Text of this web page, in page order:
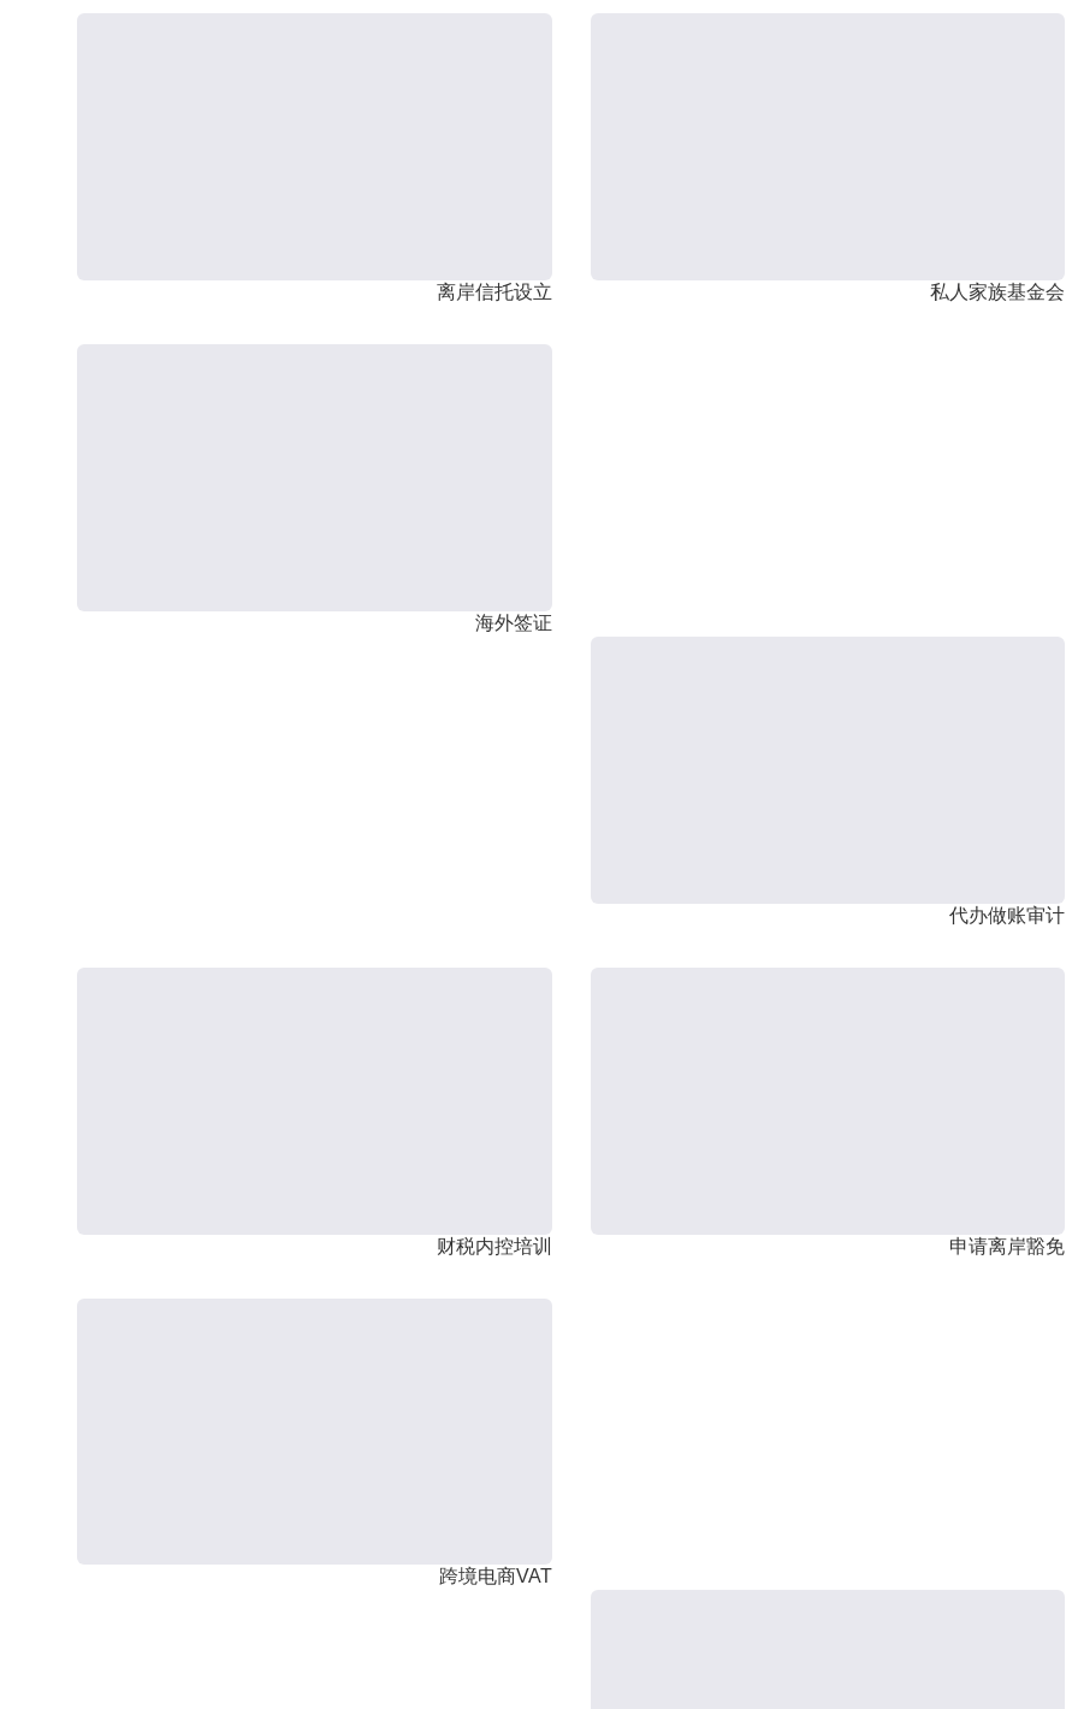
离岸信托设立 私人家族基金会
海外签证
代办做账审计
财税内控培训 申请离岸豁免
跨境电商VAT